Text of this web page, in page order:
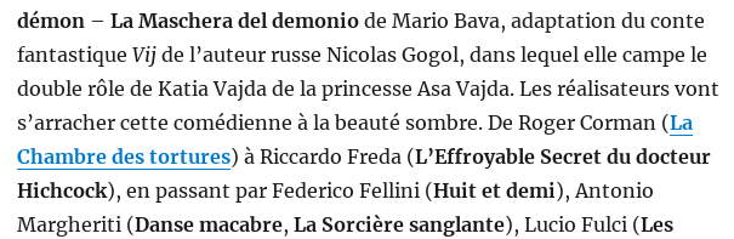
démon – La Maschera del demoniode Mario Bava, adaptation du conte
fantastique Vijde l’auteur russe Nicolas Gogol, dans lequel elle campe le
double rôle de Katia Vajda de la princesse Asa Vajda. Les réalisateurs vont
s’arracher cette comédienne à la beauté sombre. De Roger Corman (La
Chambre des tortures) à Riccardo Freda (L’Effroyable Secret du docteur
Hichcock), en passant par Federico Fellini (Huit et demi), Antonio
Margheriti (Danse macabre, La Sorcière sanglante), Lucio Fulci (Les